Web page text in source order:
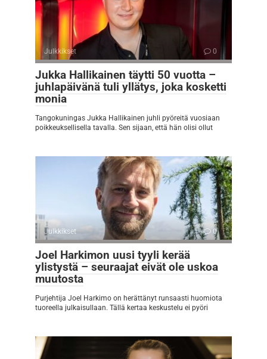
Julkkikset 0
Jukka Hallikainen täytti 50 vuotta –
juhlapäivänä tuli yllätys, joka kosketti
monia
Tangokuningas Jukka Hallikainen juhli pyöreitä vuosiaan
poikkeuksellisella tavalla. Sen sijaan, että hän olisi ollut
Julkkikset 0
Joel Harkimon uusi tyyli kerää
ylistystä – seuraajat eivät ole uskoa
muutosta
Purjehtija Joel Harkimo on herättänyt runsaasti huomiota
tuoreella julkaisullaan. Tällä kertaa keskustelu ei pyöri